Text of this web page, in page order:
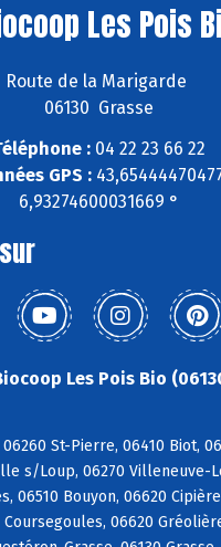
Les Pois
Route de la Marigarde
06130 Grasse
:04 22 23 66 22
GPS :
6,93274600031669 °
Les Pois Bio
St-Pierre, 06410 Biot,
s/Loup, 06270 Villeneuve-
06510 Bouyon, 06620
Coursegoules, 06620